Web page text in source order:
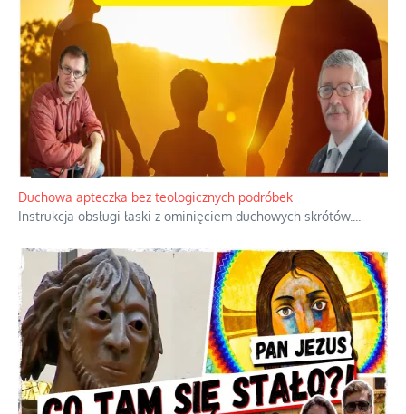
Duchowa apteczka bez teologicznych podróbek
Instrukcja obsługi łaski z ominięciem duchowych skrótów.